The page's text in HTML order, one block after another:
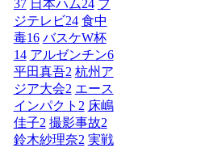
37 日本ハム24 フ
ジテレビ24 食中
毒16 バスケW杯
14 アルゼンチン6
平田真吾2 杭州ア
ジア大会2 エース
インパクト 2 床嶋
佳子2 撮影事故2
鈴木紗理奈2 実戦